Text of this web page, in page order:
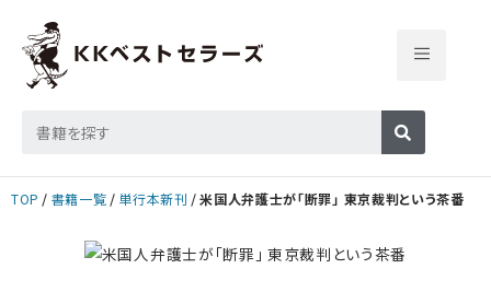
TOP 書籍一覧 単行本新刊 米国人弁護士が「断罪」 東京裁判という茶番